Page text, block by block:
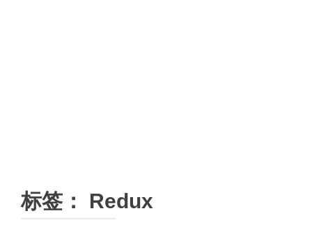
标签： Redux